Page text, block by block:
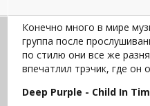
Конечно много в мире
группа после
по стилю они все же
впечатлил трэчик, где
Deep Purple - Child In